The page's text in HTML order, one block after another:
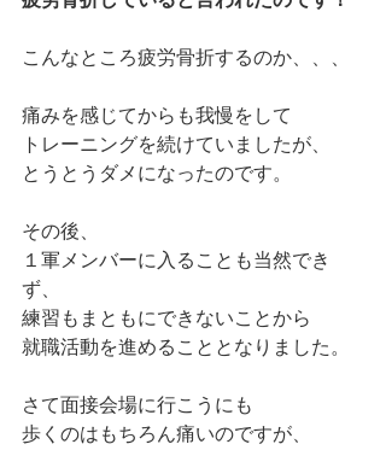
こんなところ疲労骨折するのか、、、
痛みを感じてからも我慢をして
トレーニングを続けていましたが、
とうとうダメになったのです。
その後、
１軍メンバーに入ることも当然でき
ず、
練習もまともにできないことから
就職活動を進めることとなりました。
さて面接会場に行こうにも
歩くのはもちろん痛いのですが、